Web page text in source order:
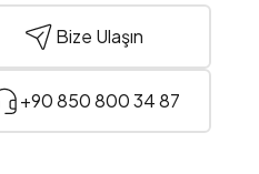
Bize Ulaşın
+90 850 800 34 87